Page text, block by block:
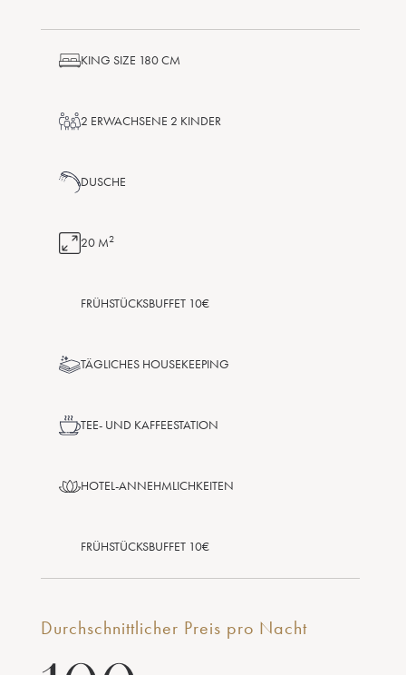
KING SIZE 180 CM
2 ERWACHSENE 2 KINDER
DUSCHE
20 M2
FRÜHSTÜCKSBUFFET 10€
TÄGLICHES HOUSEKEEPING
TEE- UND KAFFEESTATION
HOTEL-ANNEHMLICHKEITEN
FRÜHSTÜCKSBUFFET 10€
Durchschnittlicher Preis pro Nacht